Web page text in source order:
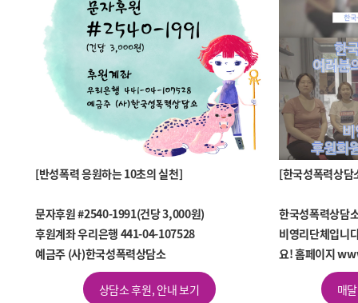
[반성폭력 응원하는 10초의 실천]
문자후원 #2540-1991(건당 3,000원)
후원계좌 우리은행 441-04-107528
예금주 (사)한국성폭력상담소
상담소 후원, 안내 보기
[한국성폭력상담
한국성폭력상담
비영리단체입니
요!홈페이지
매